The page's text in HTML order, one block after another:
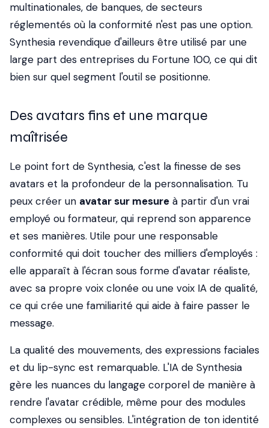
multinationales, de banques, de secteurs
réglementés où la conformité n'est pas une option.
Synthesia revendique d'ailleurs être utilisé par une
large part des entreprises du Fortune 100, ce qui dit
bien sur quel segment l'outil se positionne.
Des avatars fins et une marque
maîtrisée
Le point fort de Synthesia, c'est la finesse de ses
avatars et la profondeur de la personnalisation. Tu
peux créer un avatar sur mesure à partir d'un vrai
employé ou formateur, qui reprend son apparence
et ses manières. Utile pour une responsable
conformité qui doit toucher des milliers d'employés :
elle apparaît à l'écran sous forme d'avatar réaliste,
avec sa propre voix clonée ou une voix IA de qualité,
ce qui crée une familiarité qui aide à faire passer le
message.
La qualité des mouvements, des expressions faciales
et du lip-sync est remarquable. L'IA de Synthesia
gère les nuances du langage corporel de manière à
rendre l'avatar crédible, même pour des modules
complexes ou sensibles. L'intégration de ton identité